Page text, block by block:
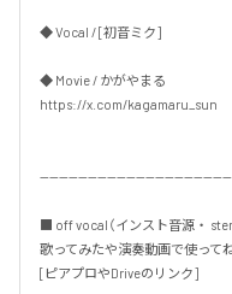
◆ Vocal / [初音ミク]
◆ Movie / かがやまる
https://x.com/kagamaru_sun
■ off vocal（インスト音源・
歌ってみたや演奏動画で使って
[ピアプロやDriveのリンク]